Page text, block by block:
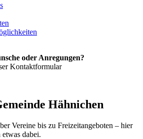
oder Anregungen?
Kontaktformular
Hähnichen
Vereine bis zu Freizeitangeboten – hier
dabei.